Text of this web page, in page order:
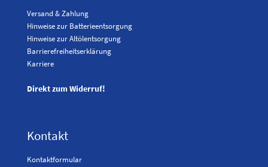
Versand & Zahlung
Hinweise zur Batterieentsorgung
Hinweise zur Altölentsorgung
Barrierefreiheitserklärung
Karriere
Direkt zum Widerruf!
Kontakt
Kontaktformular